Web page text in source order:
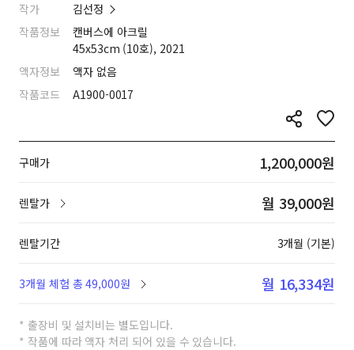
작가
김선정
작품정보
캔버스에 아크릴
45x53cm (10호), 2021
액자정보
액자 없음
작품코드
A1900-0017
구매가 1,200,000원
렌탈가 월 39,000원
렌탈기간 3개월 (기본)
3개월 체험 총 49,000원 월 16,334원
* 출장비 및 설치비는 별도입니다.
* 작품에 따라 액자 처리 되어 있을 수 있습니다.